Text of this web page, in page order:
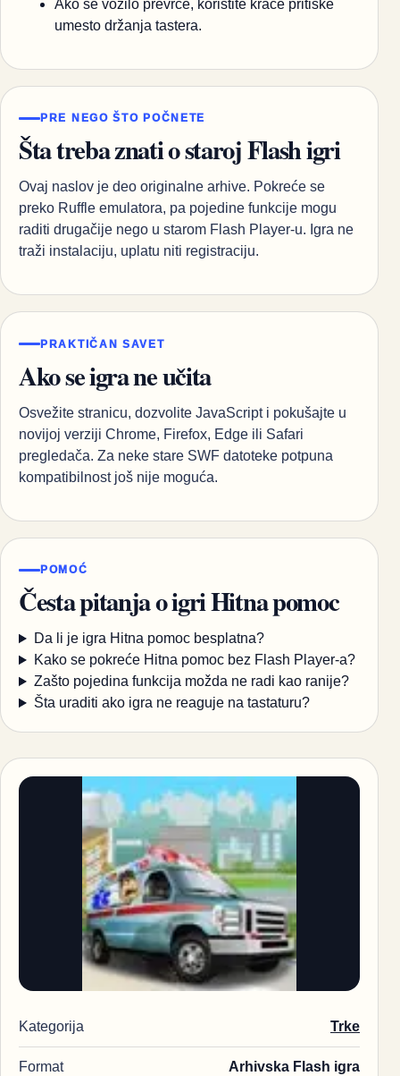
Ako se vozilo prevrće, koristite kraće pritiske
umesto držanja tastera.
PRE NEGO ŠTO POČNETE
Šta treba znati o staroj Flash igri
Ovaj naslov je deo originalne arhive. Pokreće se
preko Ruffle emulatora, pa pojedine funkcije mogu
raditi drugačije nego u starom Flash Player-u. Igra ne
traži instalaciju, uplatu niti registraciju.
PRAKTIČAN SAVET
Ako se igra ne učita
Osvežite stranicu, dozvolite JavaScript i pokušajte u
novijoj verziji Chrome, Firefox, Edge ili Safari
pregledača. Za neke stare SWF datoteke potpuna
kompatibilnost još nije moguća.
POMOĆ
Česta pitanja o igri Hitna pomoc
Da li je igra Hitna pomoc besplatna?
Kako se pokreće Hitna pomoc bez Flash Player-a?
Zašto pojedina funkcija možda ne radi kao ranije?
Šta uraditi ako igra ne reaguje na tastaturu?
Kategorija Trke
Format Arhivska Flash igra